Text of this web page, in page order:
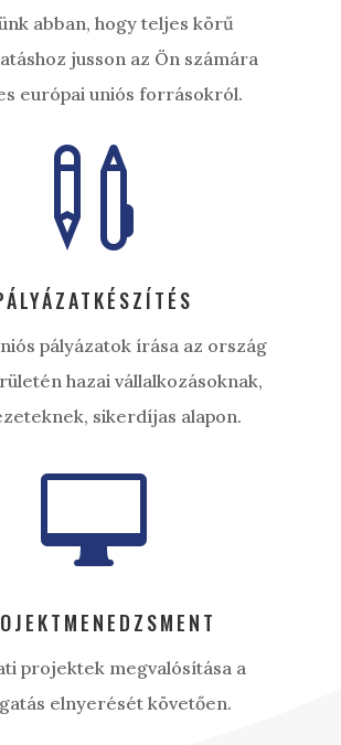
abban, hogy teljes körű
jusson az Ön számára
európai uniós forrásokról.

pályázatok írása az ország
hazai vállalkozásoknak,
sikerdíjas alapon.

projektek megvalósítása a
elnyerését követően.